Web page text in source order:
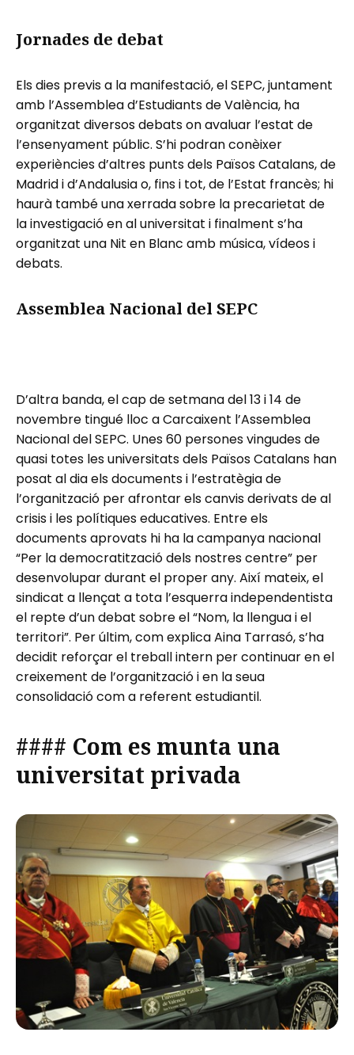
Jornades de debat
Els dies previs a la manifestació, el SEPC, juntament
amb l’Assemblea d’Estudiants de València, ha
organitzat diversos debats on avaluar l’estat de
l’ensenyament públic. S’hi podran conèixer
experiències d’altres punts dels Països Catalans, de
Madrid i d’Andalusia o, fins i tot, de l’Estat francès; hi
haurà també una xerrada sobre la precarietat de
la investigació en al universitat i finalment s’ha
organitzat una Nit en Blanc amb música, vídeos i
debats.
Assemblea Nacional del SEPC
D’altra banda, el cap de setmana del 13 i 14 de
novembre tingué lloc a Carcaixent l’Assemblea
Nacional del SEPC. Unes 60 persones vingudes de
quasi totes les universitats dels Països Catalans han
posat al dia els documents i l’estratègia de
l’organització per afrontar els canvis derivats de al
crisis i les polítiques educatives. Entre els
documents aprovats hi ha la campanya nacional
“Per la democratització dels nostres centre” per
desenvolupar durant el proper any. Així mateix, el
sindicat a llençat a tota l’esquerra independentista
el repte d’un debat sobre el “Nom, la llengua i el
territori”. Per últim, com explica Aina Tarrasó, s’ha
decidit reforçar el treball intern per continuar en el
creixement de l’organització i en la seua
consolidació com a referent estudiantil.
#### Com es munta una
universitat privada